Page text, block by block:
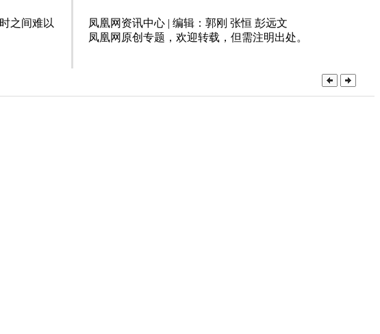
之间难以
凤凰网资讯中心 | 编辑：郭刚 张恒 彭远文
凤凰网原创专题，欢迎转载，但需注明出处。